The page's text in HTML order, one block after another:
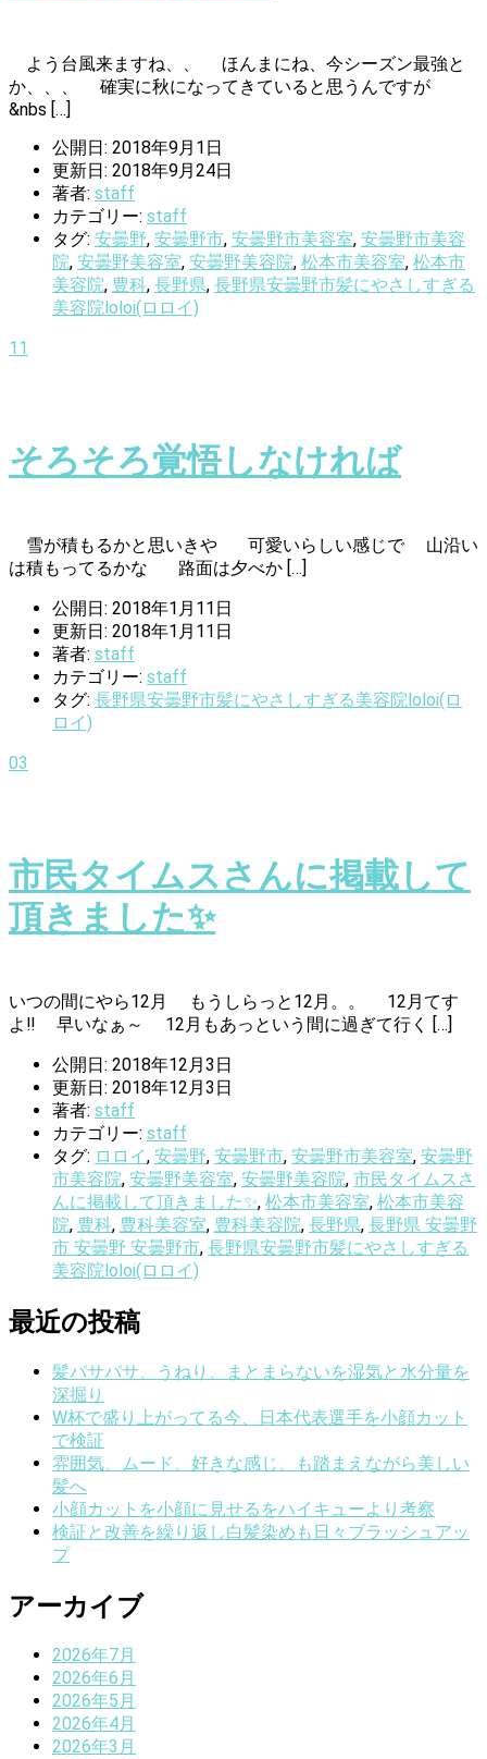
よう台風来ますね、、 ほんまにね、今シーズン最強と
か、、、 確実に秋になってきていると思うんですが
&nbs […]
公開日: 2018年9月1日
更新日: 2018年9月24日
著者: staff
カテゴリー: staff
タグ: 安曇野, 安曇野市, 安曇野市美容室, 安曇野市美容
院, 安曇野美容室, 安曇野美容院, 松本市美容室, 松本市
美容院, 豊科, 長野県, 長野県安曇野市髪にやさしすぎる
美容院loloi(ロロイ)
11
そろそろ覚悟しなければ
雪が積もるかと思いきや 可愛いらしい感じで 山沿い
は積もってるかな 路面は夕べか […]
公開日: 2018年1月11日
更新日: 2018年1月11日
著者: staff
カテゴリー: staff
タグ: 長野県安曇野市髪にやさしすぎる美容院loloi(ロ
ロイ)
03
市民タイムスさんに掲載して
頂きました✨
いつの間にやら12月 もうしらっと12月。。 12月てす
よ‼️ 早いなぁ～ 12月もあっという間に過ぎて行く […]
公開日: 2018年12月3日
更新日: 2018年12月3日
著者: staff
カテゴリー: staff
タグ: ロロイ, 安曇野, 安曇野市, 安曇野市美容室, 安曇野
市美容院, 安曇野美容室, 安曇野美容院, 市民タイムスさ
んに掲載して頂きました✨, 松本市美容室, 松本市美容
院, 豊科, 豊科美容室, 豊科美容院, 長野県, 長野県 安曇野
市 安曇野 安曇野市, 長野県安曇野市髪にやさしすぎる
美容院loloi(ロロイ)
最近の投稿
髪パサパサ、うねり、まとまらないを湿気と水分量を
深掘り
W杯で盛り上がってる今、日本代表選手を小顔カット
で検証
雰囲気、ムード、好きな感じ、も踏まえながら美しい
髪へ
小顔カットを小顔に見せるをハイキューより考察
検証と改善を繰り返し白髪染めも日々ブラッシュアッ
プ
アーカイブ
2026年7月
2026年6月
2026年5月
2026年4月
2026年3月